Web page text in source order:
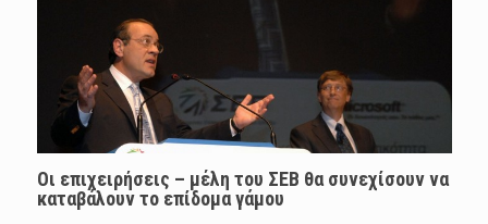
Οι επιχειρήσεις – μέλη του ΣΕΒ θα συνεχίσουν να
καταβάλουν το επίδομα γάμου